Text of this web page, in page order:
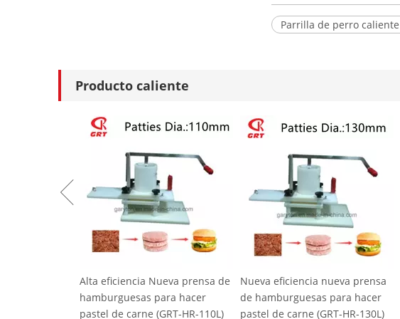
Parrilla de perro caliente
Producto caliente
Nueva eficiencia nueva prensa
de hamburguesas para hacer
pastel de carne (GRT-HR-130L)
PRENSA DE HAMBURRERA (GRT-
HF100) Fabricante de
empanadas de carne